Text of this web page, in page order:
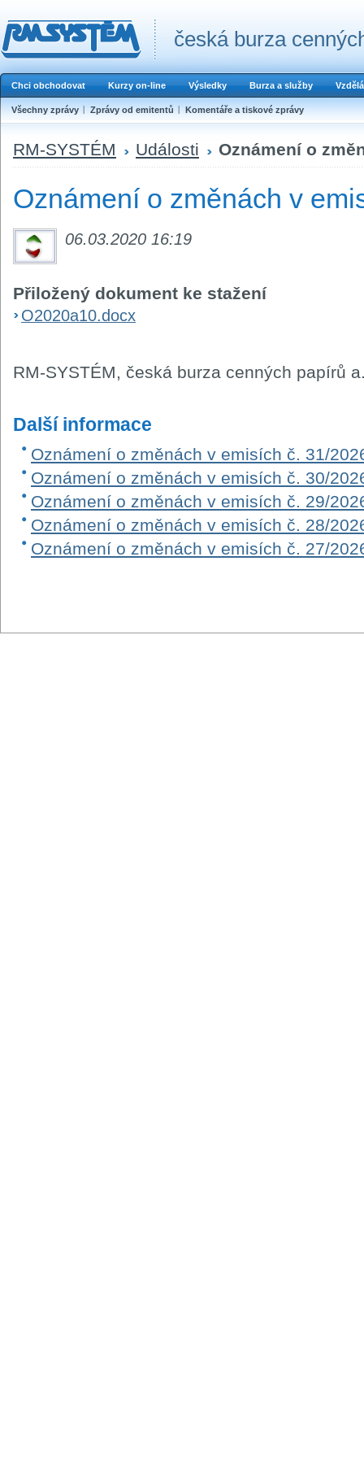
česká burza
Chci obchodovat Kurzy on-line Výsledky Burza a služby
Všechny zprávy Zprávy od emitentů Komentáře a tiskové zprávy
RM-SYSTÉM Události Oznámení o
Oznámení o změnách v
06.03.2020 16:19
Přiložený dokument ke stažení
O2020a10.docx
RM-SYSTÉM, česká burza cenných papírů
Další informace
Oznámení o změnách v emisích č. 31/
Oznámení o změnách v emisích č. 30/
Oznámení o změnách v emisích č. 29/
Oznámení o změnách v emisích č. 28/
Oznámení o změnách v emisích č. 27/